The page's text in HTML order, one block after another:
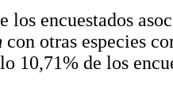
los encuestados
con otras especies
10,71% de los